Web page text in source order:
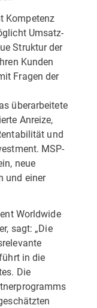
Kompetenz
Umsatz-
Struktur der
Kunden
Fragen der
überarbeitete
Anreize,
und
MSP-
neue
und einer
Worldwide
sagt: „Die
in die
Die